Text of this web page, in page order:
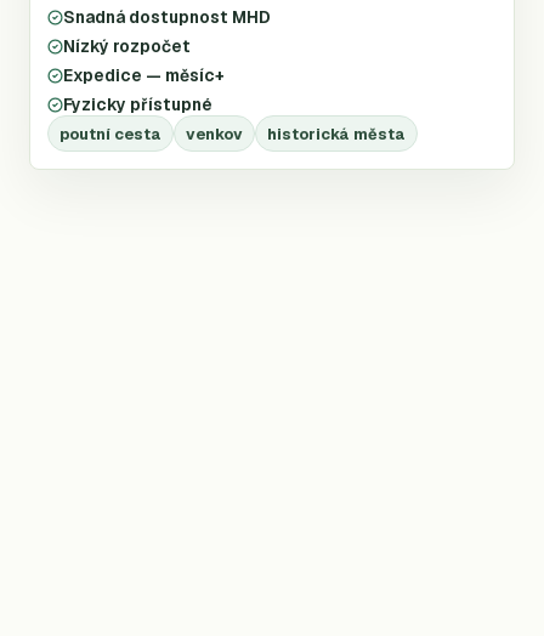
Snadná dostupnost MHD
Nízký rozpočet
Expedice — měsíc+
Fyzicky přístupné
poutní cesta venkov historická města